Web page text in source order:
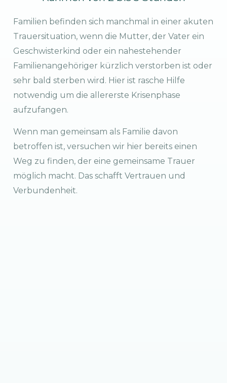
Familien befinden sich manchmal in einer akuten
Trauersituation, wenn die Mutter, der Vater ein
Geschwisterkind oder ein nahestehender
Familienangehöriger kürzlich verstorben ist oder
sehr bald sterben wird. Hier ist rasche Hilfe
notwendig um die allererste Krisenphase
aufzufangen.
Wenn man gemeinsam als Familie davon
betroffen ist, versuchen wir hier bereits einen
Weg zu finden, der eine gemeinsame Trauer
möglich macht. Das schafft Vertrauen und
Verbundenheit.